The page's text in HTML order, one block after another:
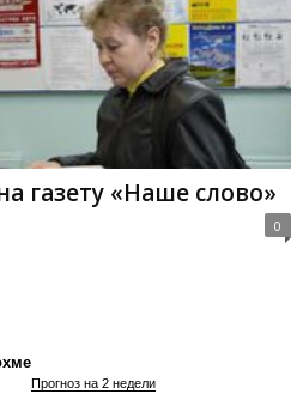
газету «Наше слово»
0
Прогноз на 2 недели